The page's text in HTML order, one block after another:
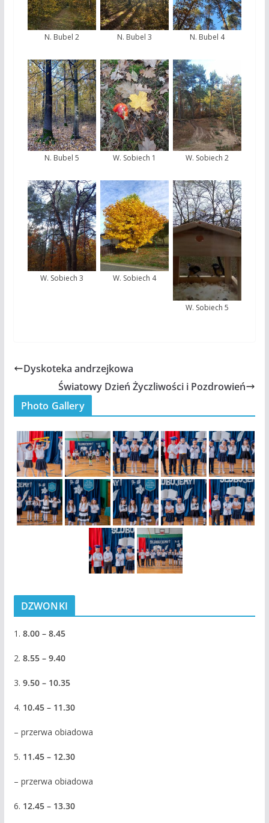
N. Bubel 2 N. Bubel 3 N. Bubel 4
N. Bubel 5 W. Sobiech 1 W. Sobiech 2
W. Sobiech 3 W. Sobiech 4
W. Sobiech 5
Dyskoteka andrzejkowa
Światowy Dzień Życzliwości i Pozdrowień
Photo Gallery
DZWONKI
1. 8.00 – 8.45
2. 8.55 – 9.40
3. 9.50 – 10.35
4. 10.45 – 11.30
– przerwa obiadowa
5. 11.45 – 12.30
– przerwa obiadowa
6. 12.45 – 13.30